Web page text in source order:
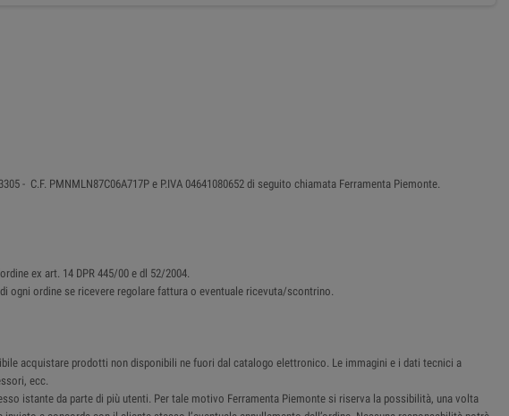
- C.F. PMNMLN87C06A717P e P.IVA 04641080652 di seguito chiamata Ferramenta Piemonte.
ex art. 14 DPR 445/00 e dl 52/2004.
ordine se ricevere regolare fattura o eventuale ricevuta/scontrino.
acquistare prodotti non disponibili ne fuori dal catalogo elettronico. Le immagini e i dati tecnici a
ecc.
istante da parte di più utenti. Per tale motivo Ferramenta Piemonte si riserva la possibilità, una volta